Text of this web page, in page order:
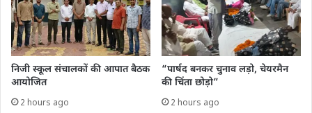
निजी स्कूल संचालकों की आपात बैठक
आयोजित
2 hours ago
“पार्षद बनकर चुनाव लड़ो, चेयरमैन
की चिंता छोड़ो”
2 hours ago